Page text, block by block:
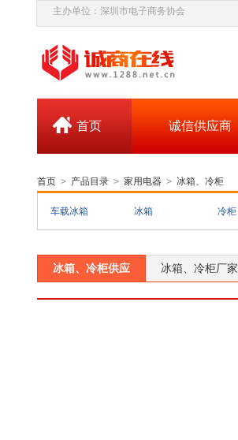
主办单位：深圳市电子商务协会
首页 诚信供应商
首页 > 产品目录 > 家用电器 > 冰箱、冷柜
车载冰箱 冰箱 冷柜
冰箱、冷柜供应 冰箱、冷柜厂家